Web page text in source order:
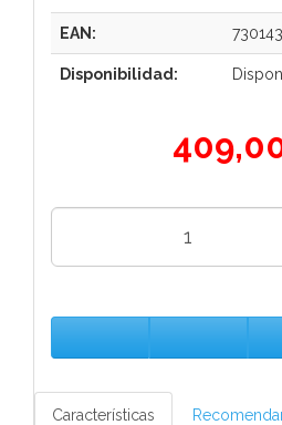
EAN:
Disponibilidad:
Características